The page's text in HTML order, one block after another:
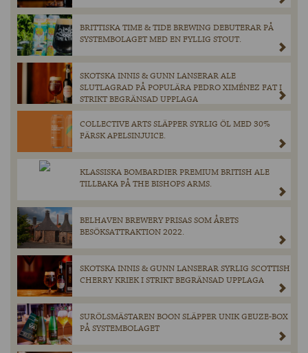
BRITTISKA TIME & TIDE BREWING DEBUTERAR PÅ
SYSTEMBOLAGET MED EN FYLLIG STOUT.
SKOTSKA INNIS & GUNN LANSERAR ALE
SLUTLAGRAD PÅ POPULÄRA PEDRO XIMÉNEZ FAT I
STRIKT BEGRÄNSAD UPPLAGA
COLLECTIVE ARTS SLÄPPER SYRLIG ÖL MED 30%
FÄRSK APELSINJUICE.
KLASSISKA BOMBARDIER PREMIUM BRITISH ALE
TILLBAKA PÅ THE BISHOPS ARMS.
BELHAVEN BREWERY PRISAS SOM ÅRETS
BESÖKSATTRAKTION 2022.
SKOTSKA INNIS & GUNN LANSERAR SYRLIG SCOTTISH
CHERRY KRIEK I STRIKT BEGRÄNSAD UPPLAGA
SURÖLSMÄSTAREN BOON SLÄPPER UNIK GEUZE-BOX
PÅ SYSTEMBOLAGET